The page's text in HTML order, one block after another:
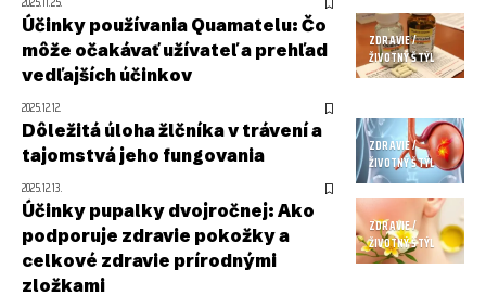
ZDRAVIE /
ŽIVOTNÝ ŠTÝL
Účinky používania Quamatelu: Čo
môže očakávať užívateľ a prehľad
vedľajších účinkov
2025.12.12.
ZDRAVIE /
ŽIVOTNÝ ŠTÝL
Dôležitá úloha žlčníka v trávení a
tajomstvá jeho fungovania
2025.12.13.
ZDRAVIE /
ŽIVOTNÝ ŠTÝL
Účinky pupalky dvojročnej: Ako
podporuje zdravie pokožky a
celkové zdravie prírodnými
zložkami